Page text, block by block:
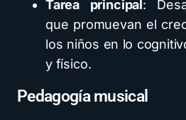
Tarea principal:
que promuevan el
los niños en lo
y físico.
Pedagogía musical